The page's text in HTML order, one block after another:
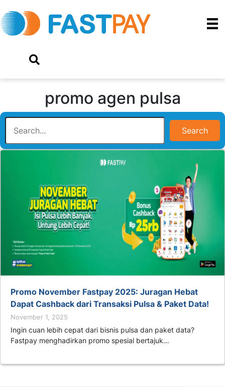
promo agen pulsa
Search
Promo November Fastpay 2025: Juragan Hebat
Dapat Cashback dari Transaksi Pulsa & Paket Data!
November 1, 2025
Ingin cuan lebih cepat dari bisnis pulsa dan paket data?
Fastpay menghadirkan promo spesial bertajuk…